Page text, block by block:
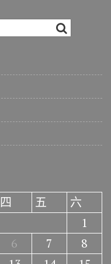
四 五
六
1
6 7
8